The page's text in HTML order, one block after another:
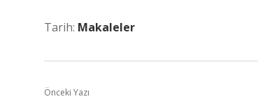
Tarih: Makaleler
Önceki Yazı